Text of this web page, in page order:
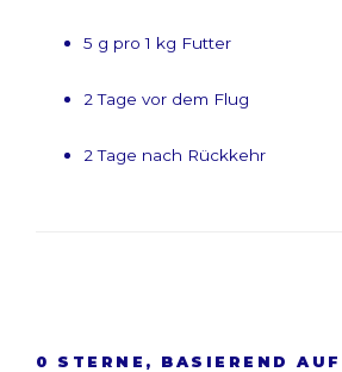
5 g pro 1 kg Futter
2 Tage vor dem Flug
2 Tage nach Rückkehr
0 STERNE, BASIEREND AUF